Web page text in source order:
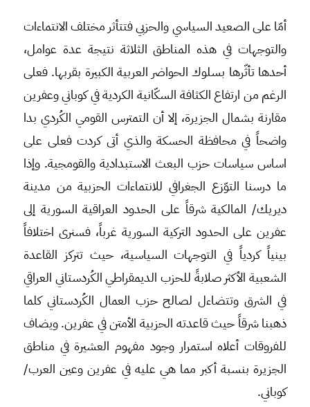
أمّا على الصعيد السياسي والحزبي فتتأثر مختلف الانتماءات
والتوجهات في هذه المناطق الثلاثة نتيجة عدة عوامل،
أحدها تأثّرها بسلوك الحواضر العربية الكبيرة بقربها. فعلى
الرغم من ارتفاع الكثافة السكّانية الكردية في كوباني وعفرين
مقارنة بشمال الجزيرة، إلا أن التمترس القومي الكُردي بدا
واضحاً في محافظة الحسكة والذي أتى كردت فعلى على
اساس سياسات حزب البعث الاستبدادية والقومجية. وإذا
ما درسنا التوّزع الجغرافي للانتماءات الحزبية من مدينة
ديريك/ المالكية شرقاً على الحدود العراقية السورية إلى
عفرين على الحدود التركية السورية غرباً، فسنرى اختلافاً
بينياً كردياً في التوجهات السياسية، حيث تتركز القاعدة
الشعبية الأكثر صلابةً للحزب الديمقراطي الكُردستاني العراقي
في الشرق وتتضاءل لصالح حزب العمال الكُردستاني كلما
ذهبنا شرقاً حيث قاعدته الحزبية الأمتن في عفرين. ويضاف
للفروقات أعلاه استمرار وجود مفهوم العشيرة في مناطق
الجزيرة بنسبة أكبر مما هي عليه في عفرين وعين العرب/
كوباني.